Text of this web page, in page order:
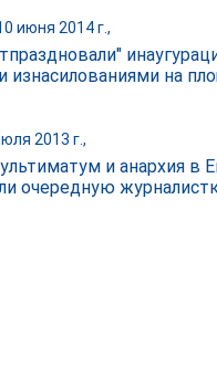
июня 2014 г.,
изнасилованиями на
2013 г.,
и анархия в
очередную